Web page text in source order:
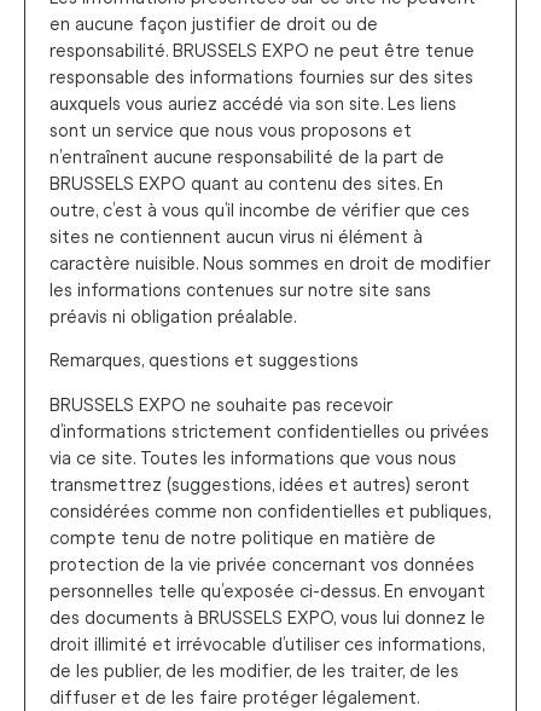
en aucune façon justifier de droit ou de
responsabilité. BRUSSELS EXPO ne peut être tenue
responsable des informations fournies sur des sites
auxquels vous auriez accédé via son site. Les liens
sont un service que nous vous proposons et
n’entraînent aucune responsabilité de la part de
BRUSSELS EXPO quant au contenu des sites. En
outre, c’est à vous qu’il incombe de vérifier que ces
sites ne contiennent aucun virus ni élément à
caractère nuisible. Nous sommes en droit de modifier
les informations contenues sur notre site sans
préavis ni obligation préalable.
Remarques, questions et suggestions
BRUSSELS EXPO ne souhaite pas recevoir
d’informations strictement confidentielles ou privées
via ce site. Toutes les informations que vous nous
transmettrez (suggestions, idées et autres) seront
considérées comme non confidentielles et publiques,
compte tenu de notre politique en matière de
protection de la vie privée concernant vos données
personnelles telle qu’exposée ci-dessus. En envoyant
des documents à BRUSSELS EXPO, vous lui donnez le
droit illimité et irrévocable d’utiliser ces informations,
de les publier, de les modifier, de les traiter, de les
diffuser et de les faire protéger légalement.